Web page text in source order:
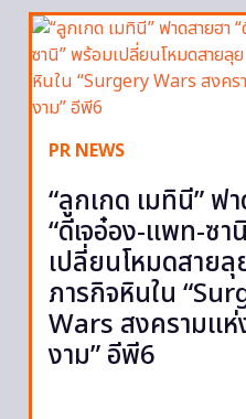
PR NEWS
“ลูกเกด เมทินี” ฟ
“ดีเจอ๋อง-แพท-ซา
เปลี่ยนโหมดสายลุ
ภารกิจหินใน
Wars สงครามแห่
งาม” อีพี6